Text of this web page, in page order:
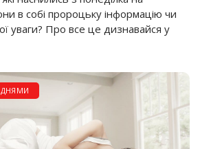
в собі пророцьку інформацію чи
уваги? Про все це дизнавайся у
ДНЯМИ